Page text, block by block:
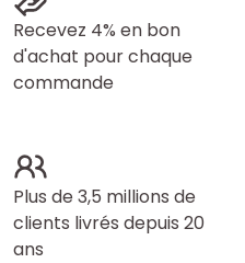
Recevez 4% en bon
d'achat pour chaque
commande
Plus de 3,5 millions de
clients livrés depuis 20
ans